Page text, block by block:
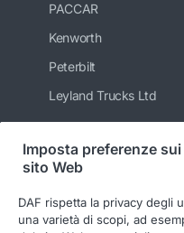
PACCAR
Kenworth
Peterbilt
Leyland Trucks Ltd
Seguici
Imposta preferenze
sito Web
DAF rispetta la privacy degli
una varietà di scopi, ad